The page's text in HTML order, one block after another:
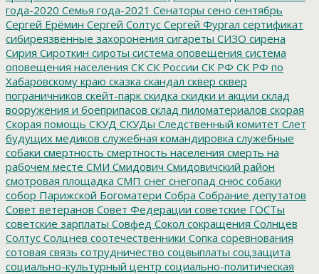
года-2020 Семья года-2021 Сенаторы сено сентябрь
Сергей Ерёмин Сергей Солтус Сергей Фургал сертификат
сибиреязвенные захоронения сигареты СИЗО сирена
Сирия Сироткин сироты система оповещения система
оповещения населения СК СК России СК РФ СК РФ по
Хабаровскому краю сказка скандал сквер сквер
пограничников скейт-парк скидка скидки и акции склад
вооружения и боеприпасов склад пиломатериалов скорая
Скорая помощь СКУД СКУДы Следственный комитет Слет
будущих медиков служебная командировка служебные
собаки смертность смертность населения смерть на
рабочем месте СМИ Смидович Смидовичский район
смотровая площадка СМП снег снегопад снюс собаки
собор Парижской Богоматери Собра Собрание депутатов
Совет ветеранов Совет Федерации советские ГОСТы
советские зарплаты Совфед Сокол сокращения Солнцев
Солтус Солцнев соотечественники Сопка соревнования
сотовая связь сотрудничество соцвыплаты соцзащита
социально-культурный центр социально-политическая